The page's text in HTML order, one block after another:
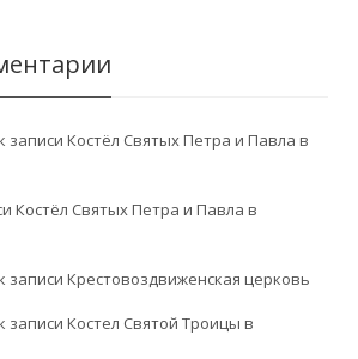
записи Костёл Святых Петра и Павла в
Костёл Святых Петра и Павла в
записи Крестовоздвиженская церковь
записи Костел Святой Троицы в